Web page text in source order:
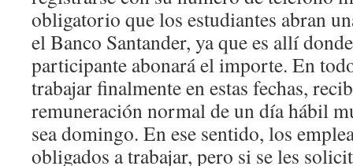
obligatorio que los estudiantes abran
el Banco Santander, ya que es allí
participante abonará el importe. En
trabajar finalmente en estas fechas,
remuneración normal de un día hábil
sea domingo. En ese sentido, los
obligados a trabajar, pero si se les